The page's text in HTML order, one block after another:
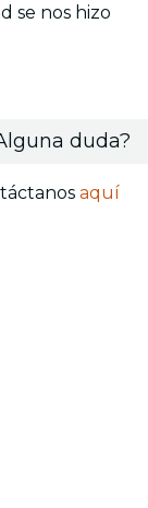
se nos hizo
duda?
aquí